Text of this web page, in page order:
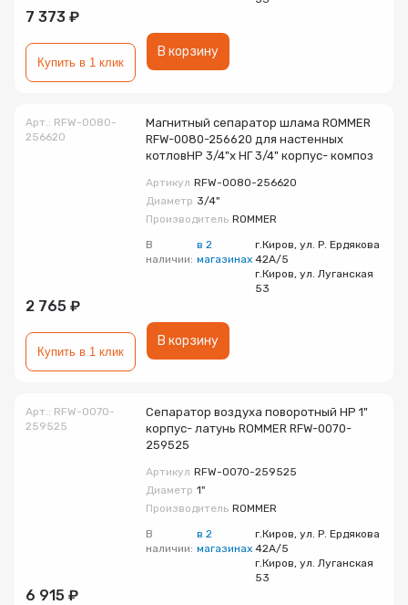
7 373 ₽
В корзину
Купить в 1 клик
Арт.: RFW-0080-
256620
Магнитный сепаратор шлама ROMMER
RFW-0080-256620 для настенных
котловНР 3/4"х НГ 3/4" корпус- композ
Артикул RFW-0080-256620
Диаметр 3/4"
Производитель ROMMER
В
наличии:
в 2
магазинах
г.Киров, ул. Р. Ердякова
42А/5
г.Киров, ул. Луганская
53
2 765 ₽
В корзину
Купить в 1 клик
Арт.: RFW-0070-
259525
Сепаратор воздуха поворотный НР 1"
корпус- латунь ROMMER RFW-0070-
259525
Артикул RFW-0070-259525
Диаметр 1"
Производитель ROMMER
В
наличии:
в 2
магазинах
г.Киров, ул. Р. Ердякова
42А/5
г.Киров, ул. Луганская
53
6 915 ₽